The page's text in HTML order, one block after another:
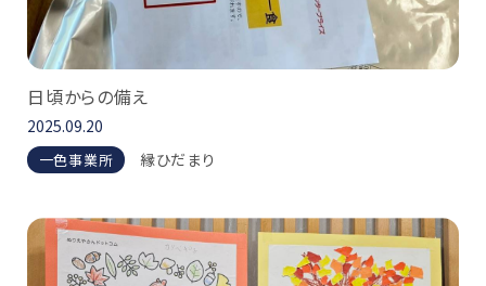
日頃からの備え
2025.09.20
一色事業所 縁ひだまり